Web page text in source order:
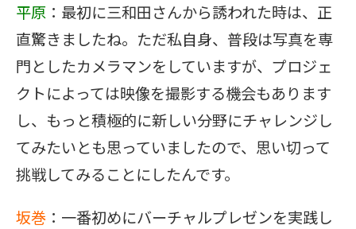
平原 ：最初に三和田さんから誘われた時は、正
直驚きましたね。ただ私自身、普段は写真を専
門としたカメラマンをしていますが、プロジェ
クトによっては映像を撮影する機会もあります
し、もっと積極的に新しい分野にチャレンジし
てみたいとも思っていましたので、思い切って
挑戦してみることにしたんです。
坂巻 ：一番初めにバーチャルプレゼンを実践し